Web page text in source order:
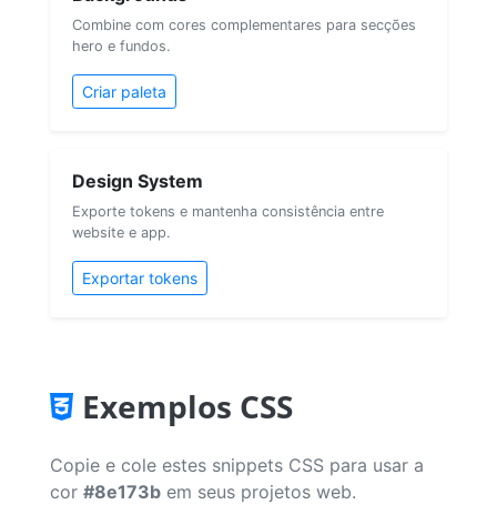
Combine com cores complementares para secções
hero e fundos.
Criar paleta
Design System
Exporte tokens e mantenha consistência entre
website e app.
Exportar tokens
Exemplos CSS
Copie e cole estes snippets CSS para usar a
cor #8e173b em seus projetos web.